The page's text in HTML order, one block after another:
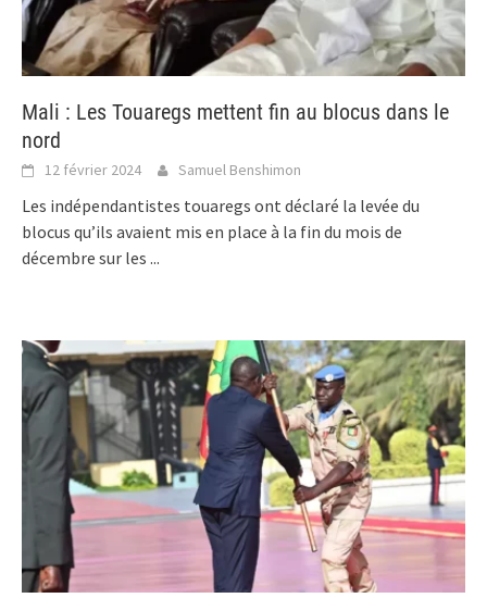
Mali : Les Touaregs mettent fin au blocus dans le
nord
12 février 2024 Samuel Benshimon
Les indépendantistes touaregs ont déclaré la levée du
blocus qu’ils avaient mis en place à la fin du mois de
décembre sur les ...